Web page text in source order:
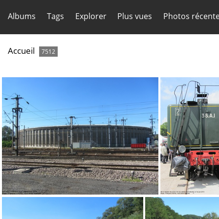
Albums Tags Explorer Plus vues Photos
Accueil 7512